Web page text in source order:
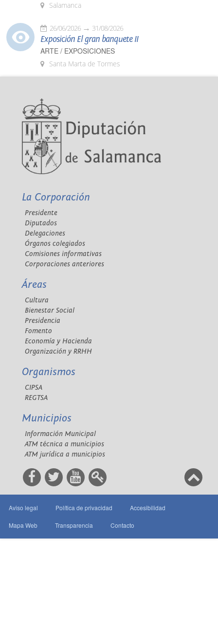
Salamanca
26/06/2026 31/08/2026
Exposición El gran banquete II
ARTE / EXPOSICIONES
Santa Marta de Tormes
La Corporación
Presidente
Diputados
Delegaciones
Órganos colegiados
Comisiones informativas
Corporaciones anteriores
Áreas
Cultura
Bienestar Social
Presidencia
Fomento
Economía y Hacienda
Organización y RRHH
Organismos
CIPSA
REGTSA
Municipios
Información Municipal
ATM técnica a municipios
ATM jurídica a municipios
Aviso legal Política de privacidad Accesibilidad
Mapa Web Transparencia Contacto